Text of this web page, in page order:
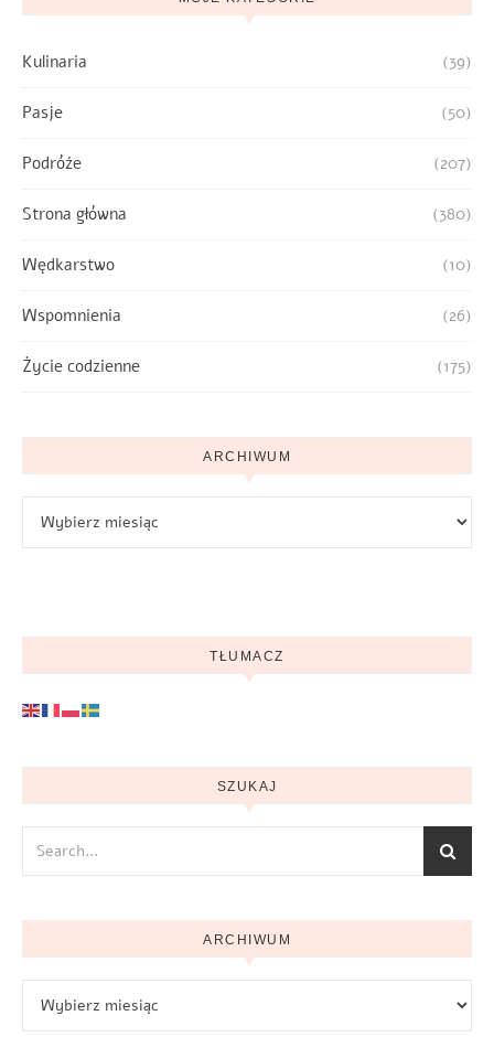
Kulinaria (39)
Pasje (50)
Podróże (207)
Strona główna (380)
Wędkarstwo (10)
Wspomnienia (26)
Życie codzienne (175)
ARCHIWUM
TŁUMACZ
SZUKAJ
ARCHIWUM